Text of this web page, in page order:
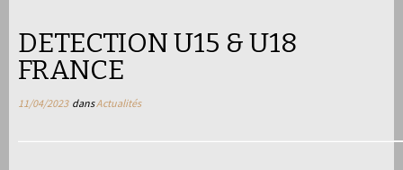
DETECTION U15 & U18
FRANCE
11/04/2023dansActualités